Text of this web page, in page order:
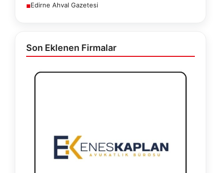
■Edirne Ahval Gazetesi
Son Eklenen Firmalar